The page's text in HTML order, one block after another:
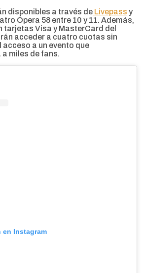
disponibles a través de Livepass y
Ópera 58 entre 10 y 11. Además,
tarjetas Visa y MasterCard del
acceder a cuatro cuotas sin
a un evento que
miles de fans.
en Instagram